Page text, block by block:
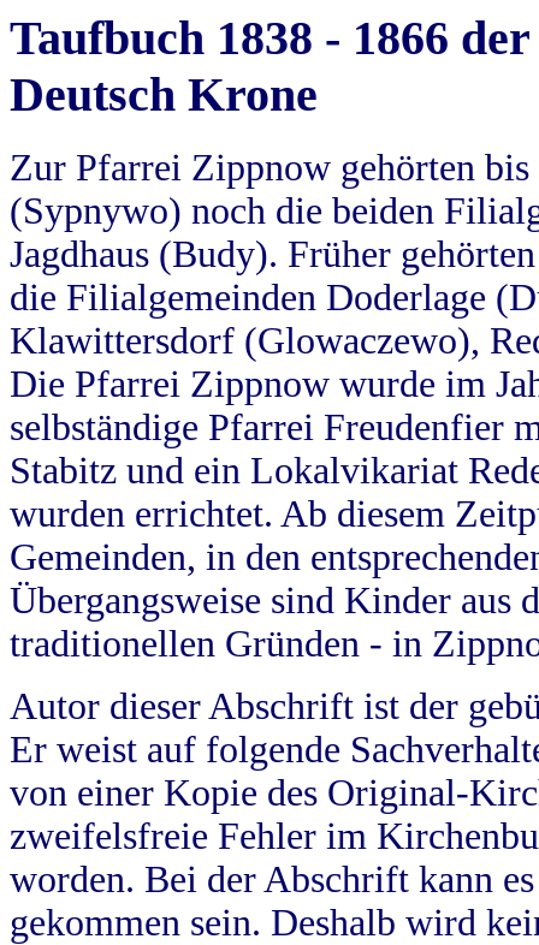
Taufbuch 1838 - 1866
Deutsch Krone
Zur Pfarrei Zippnow gehörten
(Sypnywo) noch die beiden
Jagdhaus (Budy). Früher
die Filialgemeinden Doderlage
Klawittersdorf (Glowaczewo),
Die Pfarrei Zippnow wurde im
selbständige Pfarrei Freudenfier
Stabitz und ein Lokalvikariat
wurden errichtet. Ab diesem
Gemeinden, in den
Übergangsweise sind Kinder aus
traditionellen Gründen - in
Autor dieser Abschrift ist der
Er weist auf folgende
von einer Kopie des Original-
zweifelsfreie Fehler im
worden. Bei der Abschrift kann
gekommen sein. Deshalb wird